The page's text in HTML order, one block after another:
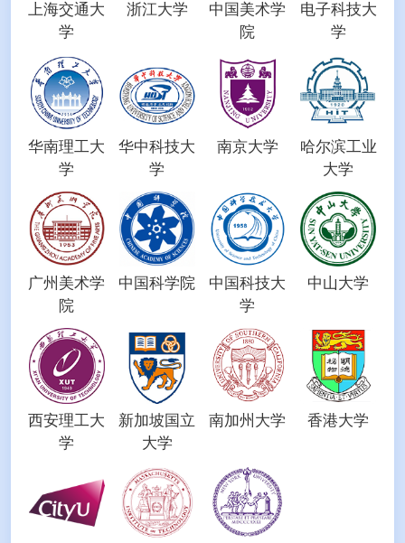
上海交通大
学
浙江大学
中国美术学
院
电子科技大
学
华南理工大
学
华中科技大
学
南京大学
哈尔滨工业
大学
广州美术学
院
中国科学院
中国科技大
学
中山大学
西安理工大
学
新加坡国立
大学
南加州大学 香港大学